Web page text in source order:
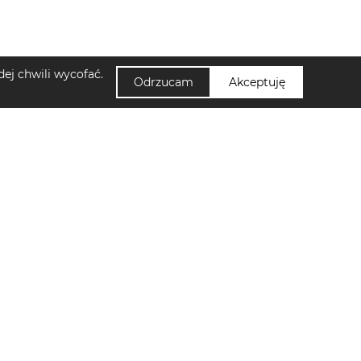
chwili wycofać.
Odrzucam Akceptuję